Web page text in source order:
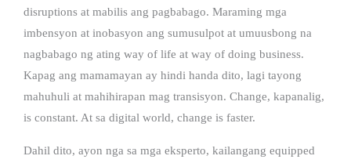
disruptions at mabilis ang pagbabago. Maraming mga
imbensyon at inobasyon ang sumusulpot at umuusbong na
nagbabago ng ating way of life at way of doing business.
Kapag ang mamamayan ay hindi handa dito, lagi tayong
mahuhuli at mahihirapan mag transisyon. Change, kapanalig,
is constant. At sa digital world, change is faster.
Dahil dito, ayon nga sa mga eksperto, kailangang equipped